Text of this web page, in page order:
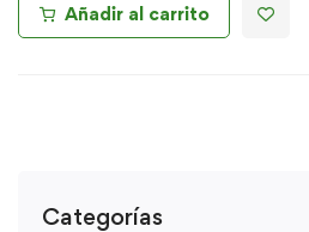
Categorías
Añadir al carrito